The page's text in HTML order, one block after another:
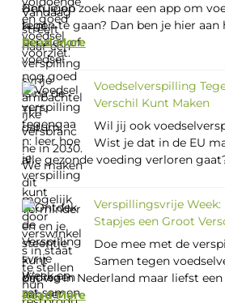
Ben je op zoek naar een app om
tegen te gaan? Dan ben je hier aan
Read More
Voedselverspilling
Verschil Kunt Maken
Wil jij ook
Wist je dat in de EU
alle gezonde voeding verloren
Verspillingsvrije
Stapjes een Groot
Doe mee met de
Samen tegen
dat we in Nederland maar liefst een
Read More